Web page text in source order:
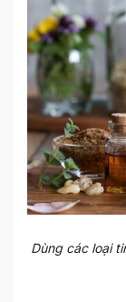
Dùng các loại